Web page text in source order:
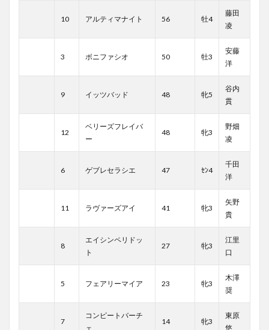
10 アルティマナイト 56 牡4
藤田
凌
3 ボニファシオ 50 牡3
安藤
洋
9 イッツバッド 48 牝5
谷内
貫
12
ベリーズフレイバ
ー
48 牝3
野畑
凌
6 ゲブレセラシエ 47 ｾﾝ4
千田
洋
11 ラヴァーズアイ 41 牝3
矢野
貴
8
エイシンペリドッ
ト
27 牝3
江里
口
5 フェアリーマイア 23 牝3
木澤
奨
7
コンピートバーチ
ェ
14 牝3
東原
悠